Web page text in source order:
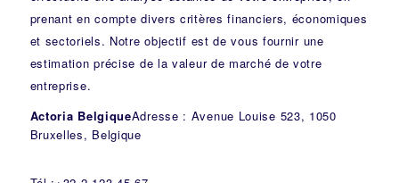
prenant en compte divers critères financiers, économiques
et sectoriels. Notre objectif est de vous fournir une
estimation précise de la valeur de marché de votre
entreprise.
Actoria BelgiqueAdresse : Avenue Louise 523, 1050
Bruxelles, Belgique